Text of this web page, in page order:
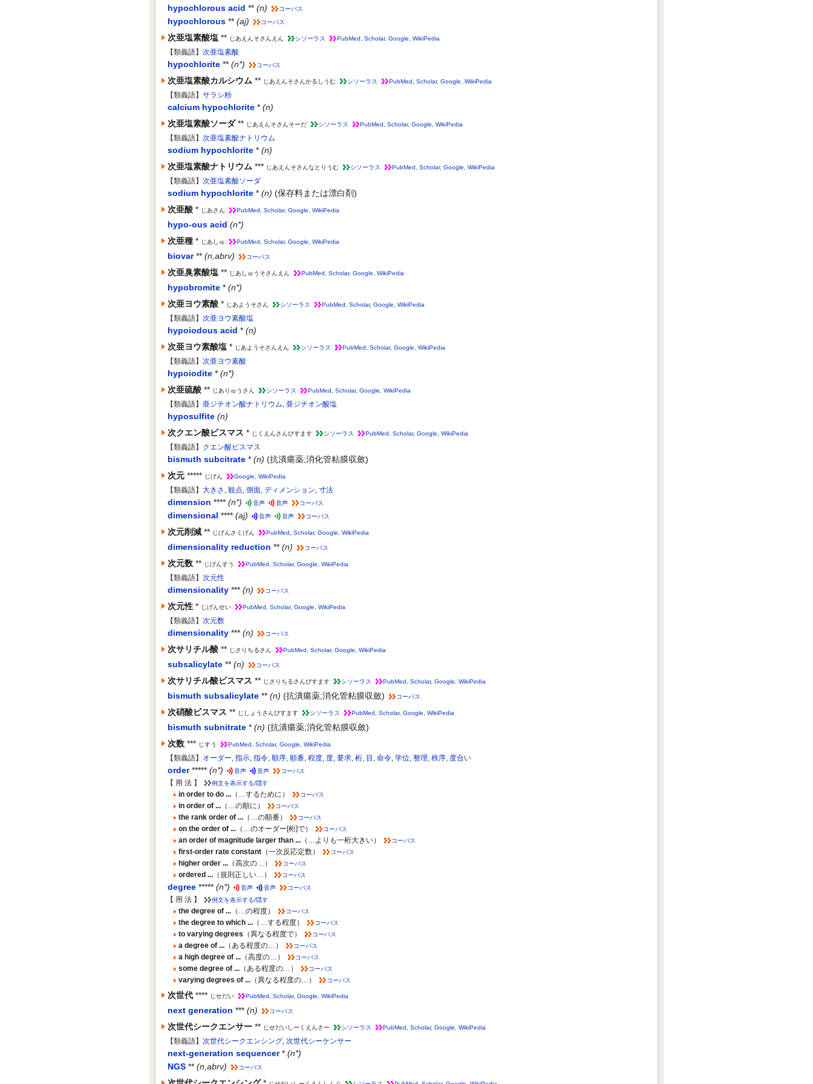
hypochlorous acid ** (n) コーパス
hypochlorous ** (aj) コーパス
次亜塩素酸塩 ** じあえんそさんえん シソーラス PubMed Scholar, Google WikiPedia
【類義語】 次亜塩素酸
hypochlorite ** (n*) コーパス
次亜塩素酸カルシウム ** じあえんそさんかるしうむ シソーラス PubMed Scholar, Google WikiPedia
【類義語】 サラシ粉
calcium hypochlorite * (n)
次亜塩素酸ソーダ ** じあえんそさんそーだ シソーラス PubMed Scholar, Google WikiPedia
【類義語】 次亜塩素酸ナトリウム
sodium hypochlorite * (n)
次亜塩素酸ナトリウム *** じあえんそさんなとりうむ シソーラス PubMed Scholar, Google WikiPedia
【類義語】 次亜塩素酸ソーダ
sodium hypochlorite * (n) (保存料または漂白剤)
次亜酸 * じあさん PubMed Scholar, Google WikiPedia
hypo-ous acid (n*)
次亜種 * じあしゅ PubMed Scholar, Google WikiPedia
biovar ** (n,abrv) コーパス
次亜臭素酸塩 ** じあしゅうそさんえん PubMed Scholar, Google WikiPedia
hypobromite * (n*)
次亜ヨウ素酸 * じあようそさん シソーラス PubMed Scholar, Google WikiPedia
【類義語】 次亜ヨウ素酸塩
hypoiodous acid * (n)
次亜ヨウ素酸塩 * じあようそさんえん シソーラス PubMed Scholar, Google WikiPedia
【類義語】 次亜ヨウ素酸
hypoiodite * (n*)
次亜硫酸 ** じありゅうさん シソーラス PubMed Scholar, Google WikiPedia
【類義語】 亜ジチオン酸ナトリウム, 亜ジチオン酸塩
hyposulfite (n)
次クエン酸ビスマス * じくえんさんびすます シソーラス PubMed Scholar, Google WikiPedia
【類義語】 クエン酸ビスマス
bismuth subcitrate * (n) (抗潰瘍薬;消化管粘膜収斂)
次元 ***** じげん Google WikiPedia
【類義語】 大きさ , 観点, 側面, ディメンション, 寸法
dimension **** (n*) 音声 音声 コーパス
dimensional **** (aj) 音声 音声 コーパス
次元削減 ** じげんさくげん PubMed Scholar, Google WikiPedia
dimensionality reduction ** (n) コーパス
次元数 ** じげんすう PubMed Scholar, Google WikiPedia
【類義語】 次元性
dimensionality *** (n) コーパス
次元性 * じげんせい PubMed Scholar, Google WikiPedia
【類義語】 次元数
dimensionality *** (n) コーパス
次サリチル酸 ** じさりちるさん PubMed Scholar, Google WikiPedia
subsalicylate ** (n) コーパス
次サリチル酸ビスマス ** じさりちるさんびすます シソーラス PubMed Scholar, Google WikiPedia
bismuth subsalicylate ** (n) (抗潰瘍薬;消化管粘膜収斂) コーパス
次硝酸ビスマス ** じしょうさんびすます シソーラス PubMed Scholar, Google WikiPedia
bismuth subnitrate * (n) (抗潰瘍薬;消化管粘膜収斂)
次数 *** じすう PubMed Scholar, Google WikiPedia
【類義語】 オーダー, 指示, 指令, 順序, 順番, 程度, 度, 要求, 桁, 目 , 命令, 学位, 整理, 秩序, 度合い
order ***** (n*) 音声 音声 コーパス
【 用 法 】 例文を表示する/隠す
in order to do ... （…するために） コーパス
in order of ... （…の順に） コーパス
the rank order of ... （…の順番） コーパス
on the order of ... （…のオーダー[桁]で） コーパス
an order of magnitude larger than ... （…よりも一桁大きい） コーパス
first-order rate constant （一次反応定数） コーパス
higher order ... （高次の…） コーパス
ordered ... （規則正しい…） コーパス
degree ***** (n*) 音声 音声 コーパス
【 用 法 】 例文を表示する/隠す
the degree of ... （…の程度） コーパス
the degree to which ... （…する程度） コーパス
to varying degrees （異なる程度で） コーパス
a degree of ... （ある程度の…） コーパス
a high degree of ... （高度の…） コーパス
some degree of ... （ある程度の…） コーパス
varying degrees of ... （異なる程度の…） コーパス
次世代 **** じせだい PubMed Scholar, Google WikiPedia
next generation *** (n) コーパス
次世代シークエンサー ** じせだいしーくえんさー シソーラス PubMed Scholar, Google WikiPedia
【類義語】 次世代シークエンシング, 次世代シーケンサー
next-generation sequencer * (n*)
NGS ** (n,abrv) コーパス